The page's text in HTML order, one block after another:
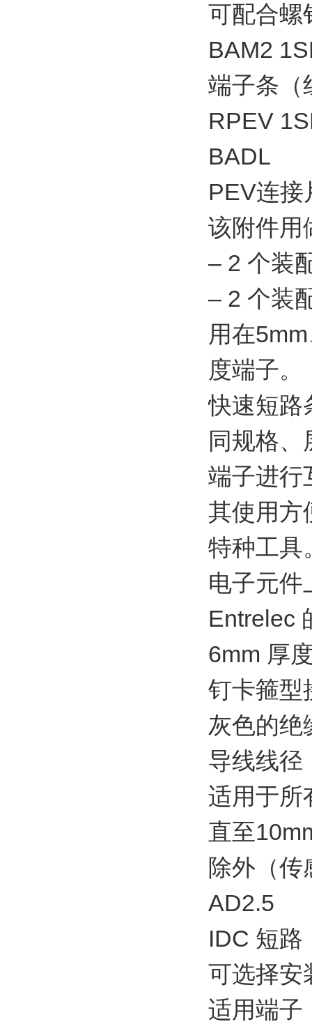
可配合螺
BAM2
端子条（
RPEV
BADL
PEV连接
该附件用
– 2 个装
– 2 个装
用在
度端子。
快速短路
同规格
端子进行
其使用方
特种工具
电子元件
Entrelec
6mm 厚
钉卡箍型
灰色的绝
导线线径
适用于所
直至
除外（传
AD2.5
IDC 短路
可选择安
适用端子